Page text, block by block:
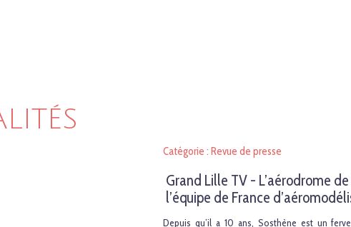
Catégorie : Revue de presse
Grand Lille TV - L’aérodrome
l’équipe de France
Depuis qu’il a 10 ans, Sosthène est un